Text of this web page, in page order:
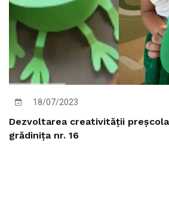
18/07/2023
Dezvoltarea creativității
grădinița nr. 16